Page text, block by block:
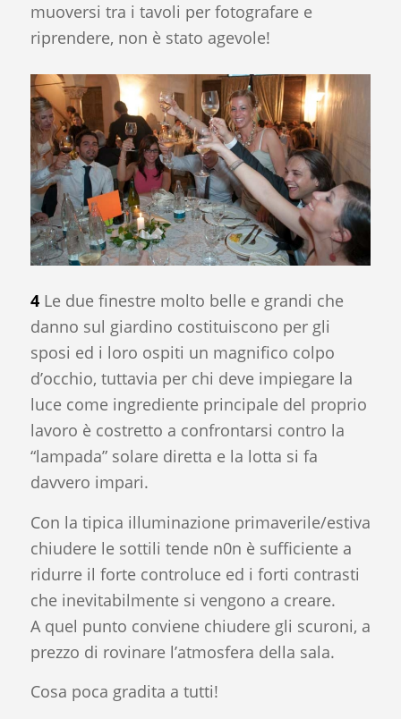
muoversi tra i tavoli per fotografare e
riprendere, non è stato agevole!
4 Le due finestre molto belle e grandi che
danno sul giardino costituiscono per gli
sposi ed i loro ospiti un magnifico colpo
d’occhio, tuttavia per chi deve impiegare la
luce come ingrediente principale del proprio
lavoro è costretto a confrontarsi contro la
“lampada” solare diretta e la lotta si fa
davvero impari.
Con la tipica illuminazione primaverile/estiva
chiudere le sottili tende n0n è sufficiente a
ridurre il forte controluce ed i forti contrasti
che inevitabilmente si vengono a creare.
A quel punto conviene chiudere gli scuroni, a
prezzo di rovinare l’atmosfera della sala.
Cosa poca gradita a tutti!